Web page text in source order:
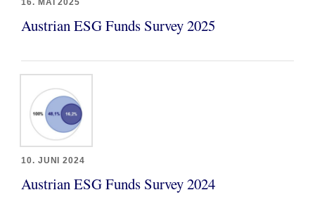
16. MAI 2025
Austrian ESG Funds Survey 2025
10. JUNI 2024
Austrian ESG Funds Survey 2024